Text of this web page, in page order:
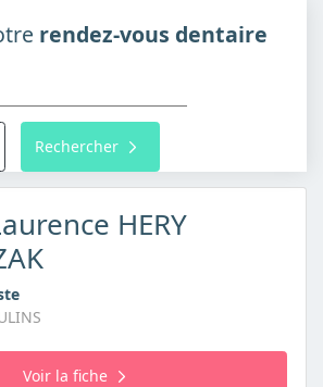
rendez-vous dentaire
Rechercher
HERY
Voir la fiche